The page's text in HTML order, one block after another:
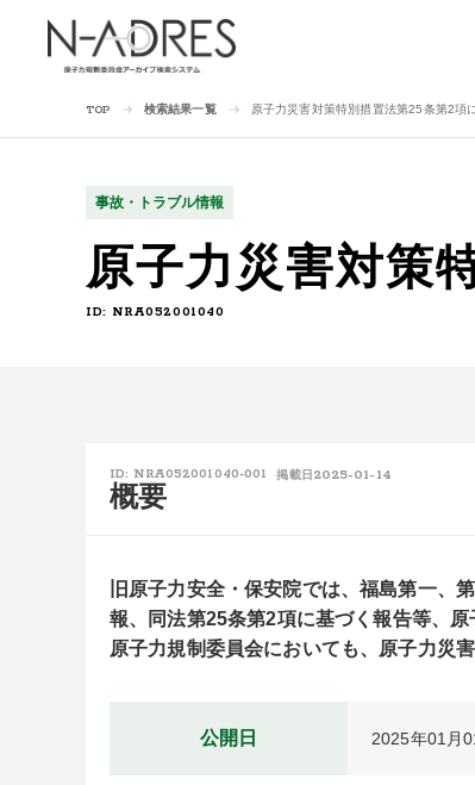
TOP 検索結果一覧 原子力災害対策特別措置法第25条第2項
事故・トラブル情報
原子力災害対策
ID: NRA052001040
ID: NRA052001040-001 掲載日 2025-01-14
概要
旧原子力安全・保安院では、福島第一、
報、同法第25条第2項に基づく報告等、
原子力規制委員会においても、原子力災
公開日 2025年01月